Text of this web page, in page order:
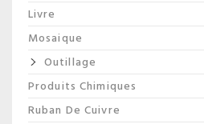
Livre
Mosaique
Outillage
Produits Chimiques
Ruban De Cuivre